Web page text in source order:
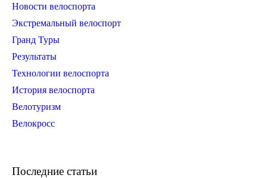
Новости велоспорта
Экстремальный велоспорт
Гранд Туры
Результаты
Технологии велоспорта
История велоспорта
Велотуризм
Велокросс
Последние статьи